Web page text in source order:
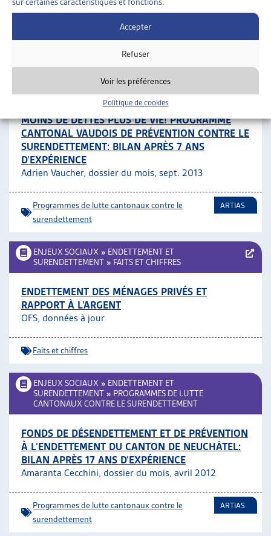
Accepter
Refuser
Voir les préférences
Politique de cookies
Programmes de lutte cantonaux contre le
ENJEUX SOCIAUX»ENDETTEMENT ET
SURENDETTEMENT»PROGRAMMES DE LUTTE
MOINS DE DETTES PLUS DE VIE! PROGRAMME
CANTONAL VAUDOIS DE PRÉVENTION CONTRE LE
SURENDETTEMENT: BILAN APRÈS 7 ANS
D’EXPÉRIENCE
Adrien Vaucher, dossier du mois, sept. 2013
Programmes de lutte cantonaux contre le
surendettement
ARTIAS
ENJEUX SOCIAUX » ENDETTEMENT ET
SURENDETTEMENT » FAITS ET CHIFFRES
ENDETTEMENT DES MÉNAGES PRIVÉS ET
RAPPORT À L’ARGENT
OFS, données à jour
Faits et chiffres
ENJEUX SOCIAUX » ENDETTEMENT ET
SURENDETTEMENT » PROGRAMMES DE LUTTE
CANTONAUX CONTRE LE SURENDETTEMENT
FONDS DE DÉSENDETTEMENT ET DE PRÉVENTION
À L’ENDETTEMENT DU CANTON DE NEUCHÂTEL:
BILAN APRÈS 17 ANS D’EXPÉRIENCE
Amaranta Cecchini, dossier du mois, avril 2012
Programmes de lutte cantonaux contre le
surendettement
ARTIAS